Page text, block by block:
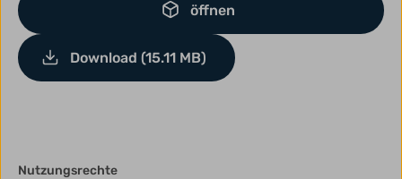
öffnen
Download (15.11 MB)
Nutzungsrechte